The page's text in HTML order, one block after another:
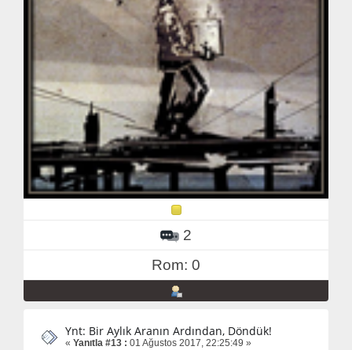
2
Rom: 0
Ynt: Bir Aylık Aranın Ardından, Döndük!
« Yanıtla #13 : 01 Ağustos 2017, 22:25:49 »